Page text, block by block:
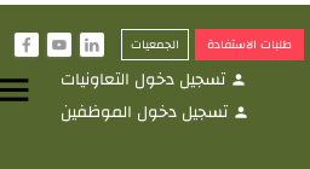
طلبات الاستفادة الجمعيات i
y
f
person تسجيل دخول التعاونيات
person تسجيل دخول الموظفين